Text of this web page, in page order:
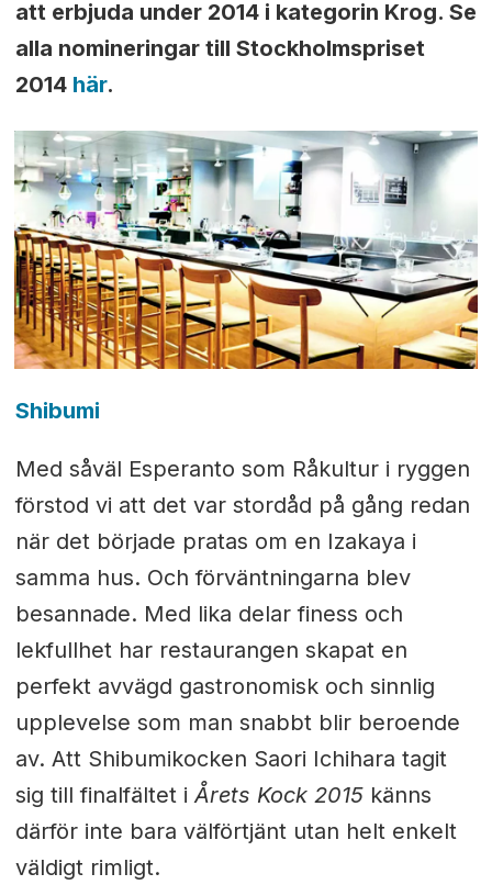
att erbjuda under 2014 i kategorin Krog. Se
alla nomineringar till Stockholmspriset
2014 här.
Shibumi
Med såväl Esperanto som Råkultur i ryggen
förstod vi att det var stordåd på gång redan
när det började pratas om en Izakaya i
samma hus. Och förväntningarna blev
besannade. Med lika delar finess och
lekfullhet har restaurangen skapat en
perfekt avvägd gastronomisk och sinnlig
upplevelse som man snabbt blir beroende
av. Att Shibumikocken Saori Ichihara tagit
sig till finalfältet iÅrets Kock 2015känns
därför inte bara välförtjänt utan helt enkelt
väldigt rimligt.